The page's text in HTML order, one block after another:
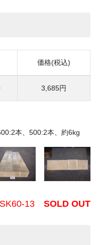
価格(税込)
3,685円
本、500:2本、約6kg
SK60-13 SOLD OUT